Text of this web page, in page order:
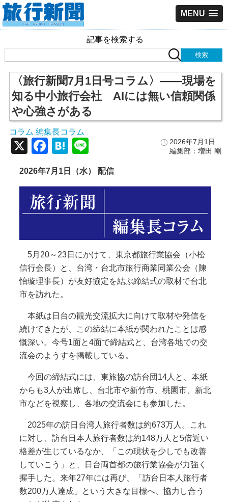
MENU
記事を検索する
〈旅行新聞7月1日号コラム〉――現場を
知る中小旅行会社 AIには無い信頼関係
や心強さがある
コラム 編集長コラム
2026年7月1日
編集部：増田 剛
X Facebook
Hatena
2026年7月1日（水） 配信
5月20～23日にかけて、東京都旅行業協会（小松
信行会長）と、台湾・台北市旅行商業同業公会（陳
怡璇理事長）が友好協定を結ぶ締結式の取材で台北
市を訪れた。
本紙は日台の観光交流拡大に向けて取材や発信を
続けてきたが、この締結に本紙が関われたことは感
慨深い。今号1面と4面で締結式と、台湾各地での交
流会のようすを掲載している。
今回の締結式には、東旅協の訪台団14人と、本紙
からも3人が出席し、台北市や新竹市、桃園市、新北
市などを視察し、各地の交流会にも参加した。
2025年の訪日台湾人旅行者数は約673万人。これ
に対し、訪台日本人旅行者数は約148万人と5倍近い
格差が生じているなか、「この現状を少しでも改善
していこう」と、日台両首都の旅行業協会が力強く
握手した。来年27年には再び、「訪台日本人旅行者
数200万人達成」という大きな目標へ、協力し合う